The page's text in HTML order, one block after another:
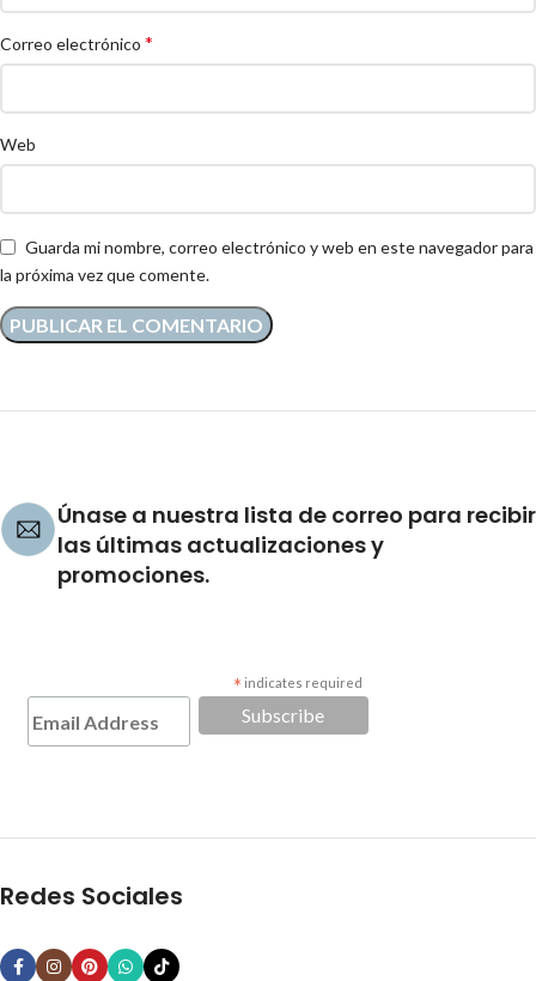
Correo electrónico *
Web
Guarda mi nombre, correo electrónico y web en este navegador para
la próxima vez que comente.
Únase a nuestra lista de correo para recibir
las últimas actualizaciones y
promociones.
* indicates required
Redes Sociales